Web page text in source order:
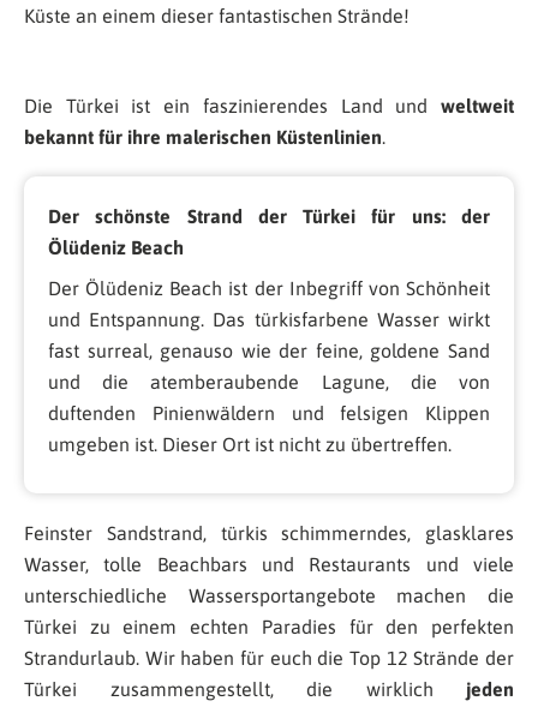
Küste an einem dieser fantastischen Strände!
Die Türkei ist ein faszinierendes Land und weltweit
bekannt für ihre malerischen Küstenlinien.
Der schönste Strand der Türkei für uns: der
Ölüdeniz Beach
Der Ölüdeniz Beach ist der Inbegriff von Schönheit
und Entspannung. Das türkisfarbene Wasser wirkt
fast surreal, genauso wie der feine, goldene Sand
und die atemberaubende Lagune, die von
duftenden Pinienwäldern und felsigen Klippen
umgeben ist. Dieser Ort ist nicht zu übertreffen.
Feinster Sandstrand, türkis schimmerndes, glasklares
Wasser, tolle Beachbars und Restaurants und viele
unterschiedliche Wassersportangebote machen die
Türkei zu einem echten Paradies für den perfekten
Strandurlaub. Wir haben für euch die Top 12 Strände der
Türkei zusammengestellt, die wirklich jeden